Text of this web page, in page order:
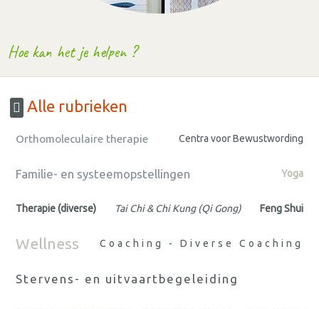
Hoe kan het je helpen ?
Alle rubrieken
Orthomoleculaire therapie Centra voor Bewustwording
Familie- en systeemopstellingen Yoga
Therapie (diverse) Tai Chi & Chi Kung (Qi Gong) Feng Shui
Wellness Coaching - Diverse Coaching
Stervens- en uitvaartbegeleiding